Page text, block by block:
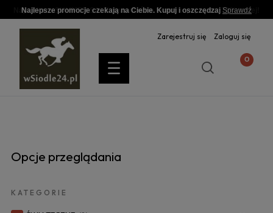
Najlepsze promocje czekają na Ciebie. Kupuj i oszczędzaj Sprawdź
Zarejestruj się Zaloguj się
Opcje przeglądania
KATEGORIE